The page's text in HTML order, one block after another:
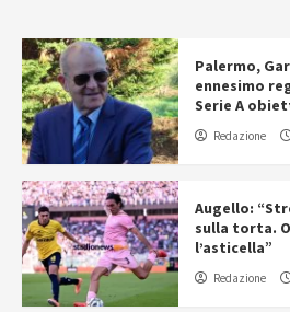
Palermo,
ennesimo
Serie A
Redazione
Augello:
sulla torta.
l’asticella”
Redazione